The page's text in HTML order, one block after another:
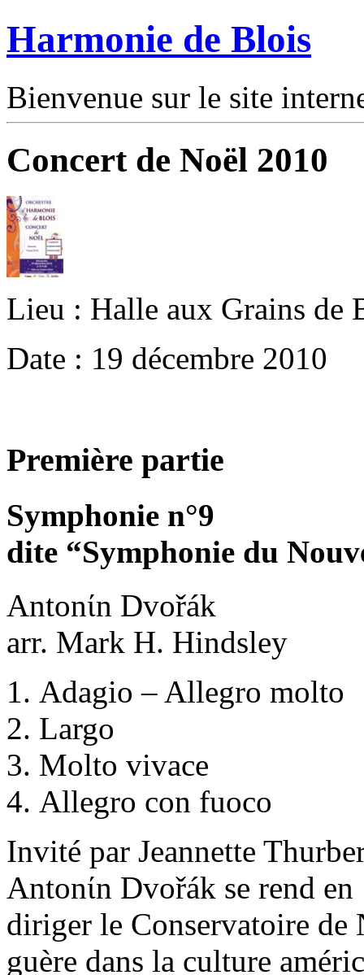
Harmonie de Blois
Bienvenue sur le site
Concert de Noël 2010
Lieu : Halle aux Grains de
Date : 19 décembre 2010
Première partie
Symphonie n°9
dite “Symphonie du
Antonίn Dvořák
arr. Mark H. Hindsley
Adagio – Allegro molto
Largo
Molto vivace
Allegro con fuoco
Invité par Jeannette
Antonίn Dvořák se rend
diriger le Conservatoire de
guère dans la culture